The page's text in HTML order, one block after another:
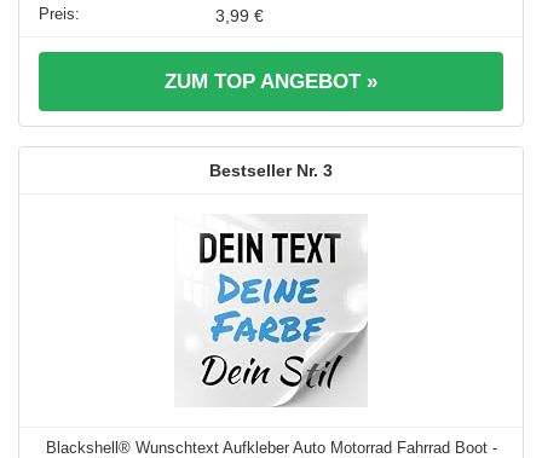
3,99 €
ZUM TOP ANGEBOT »
3
Blackshell® Wunschtext Aufkleber Auto Motorrad Fahrrad Boot -